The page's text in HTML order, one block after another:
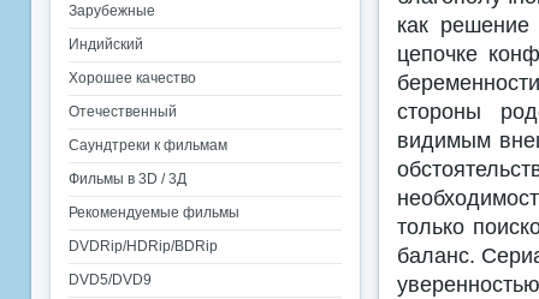
как
цепочке
стороны
видимым
только
баланс.
Зарубежные
Индийский
Хорошее качество
Отечественный
Саундтреки к фильмам
Фильмы в 3D / 3Д
Рекомендуемые фильмы
DVDRip/HDRip/BDRip
DVD5/DVD9